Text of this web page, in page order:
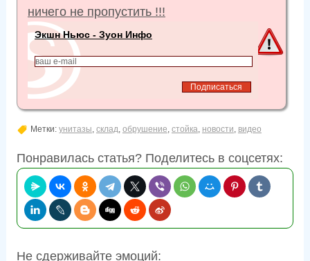
ничего не пропустить !!!
Экшн Ньюс - Зуон Инфо
Метки: унитазы склад обрушение стойка новости видео
Понравилась статья? Поделитесь в соцсетях:
Не сдерживайте эмоций: